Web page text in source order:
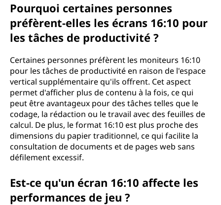
Pourquoi certaines personnes
préfèrent-elles les écrans 16:10 pour
les tâches de productivité ?
Certaines personnes préfèrent les moniteurs 16:10
pour les tâches de productivité en raison de l'espace
vertical supplémentaire qu'ils offrent. Cet aspect
permet d'afficher plus de contenu à la fois, ce qui
peut être avantageux pour des tâches telles que le
codage, la rédaction ou le travail avec des feuilles de
calcul. De plus, le format 16:10 est plus proche des
dimensions du papier traditionnel, ce qui facilite la
consultation de documents et de pages web sans
défilement excessif.
Est-ce qu'un écran 16:10 affecte les
performances de jeu ?